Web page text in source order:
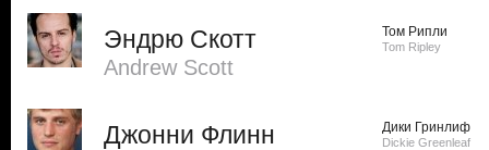
Эндрю Скотт
Andrew Scott
Том Рипли
Tom Ripley
Джонни Флинн Дики Гринлиф
Dickie Greenleaf